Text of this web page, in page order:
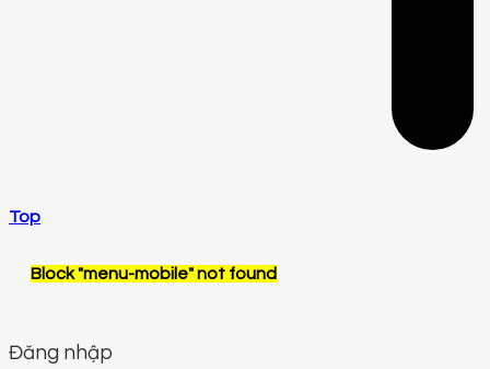
Top
Block"menu-mobile"not found
Đăng nhập